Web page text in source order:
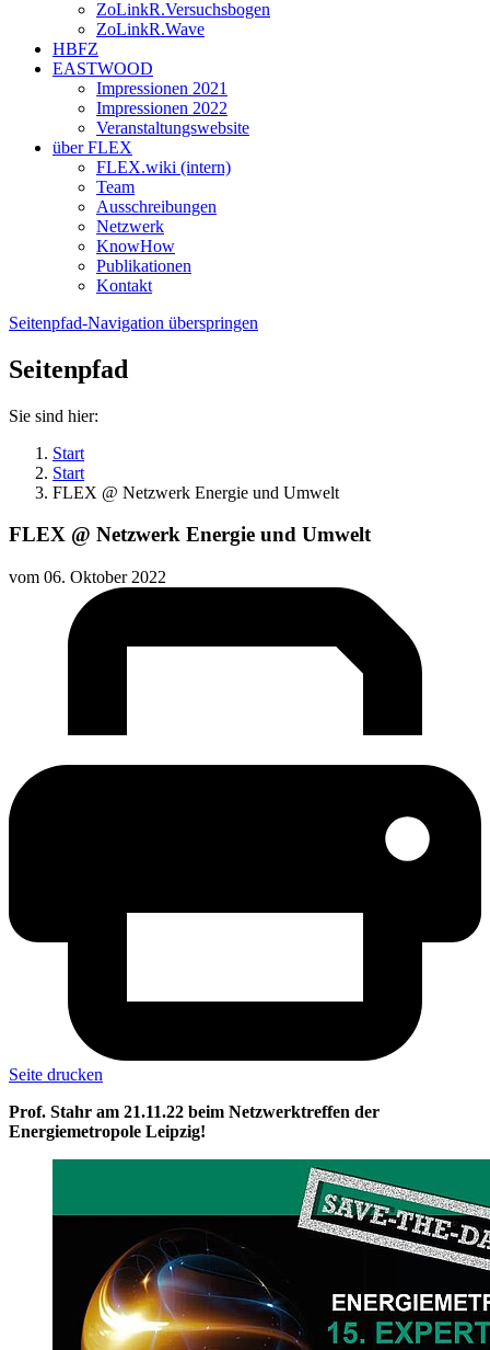
ZoLinkR.Versuchsbogen
ZoLinkR.Wave
HBFZ
EASTWOOD
Impressionen 2021
Impressionen 2022
Veranstaltungswebsite
über FLEX
FLEX.wiki (intern)
Team
Ausschreibungen
Netzwerk
KnowHow
Publikationen
Kontakt
Seitenpfad-Navigation überspringen
Seitenpfad
Sie sind hier:
Start
Start
FLEX @ Netzwerk Energie und Umwelt
FLEX @ Netzwerk Energie und Umwelt
vom 06. Oktober 2022
Seite drucken
Prof. Stahr am 21.11.22 beim Netzwerktreffen der
Energiemetropole Leipzig!